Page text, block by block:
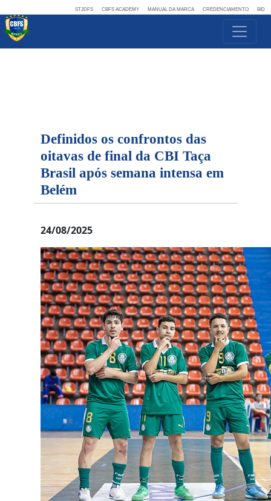
STJDFS CBFS ACADEMY MANUAL DA MARCA CREDENCIAMENTO BID
Definidos os confrontos das
oitavas de final da CBI Taça
Brasil após semana intensa em
Belém
24/08/2025